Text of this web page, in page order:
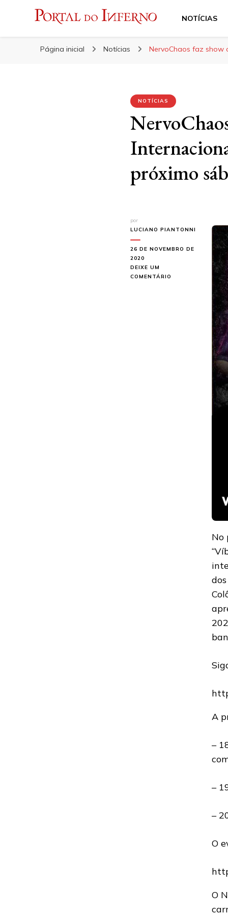
Portal do Inferno
NOTÍCIAS
Página inicial Notícias NervoChaos faz show
NOTÍCIAS
próximo
por
LUCIANO PIANTONNI
26 DE NOVEMBRO DE
2020
DEIXE UM
COMENTÁRIO
INTERNACIONAL
No
A
–
–
–
O
O